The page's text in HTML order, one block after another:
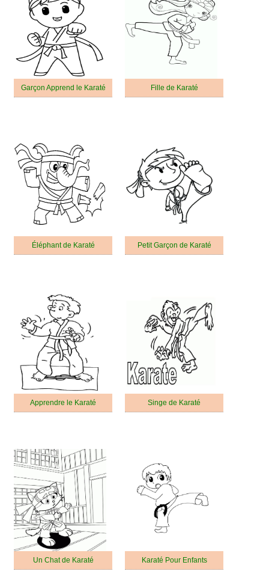
Garçon Apprend le Karaté Fille de Karaté
Éléphant de Karaté Petit Garçon de Karaté
Apprendre le Karaté Singe de Karaté
Un Chat de Karaté Karaté Pour Enfants